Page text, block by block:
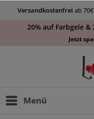
Versandkostenfrei ab
20% auf Farbgele &
Jetzt
Menü